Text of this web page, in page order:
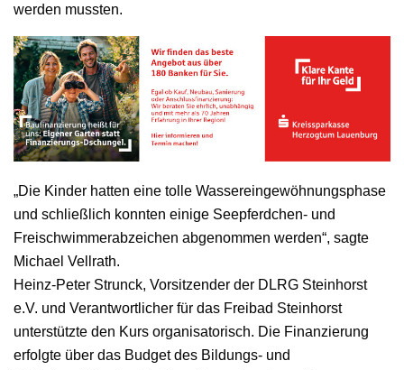
werden mussten.
„Die Kinder hatten eine tolle Wassereingewöhnungsphase
und schließlich konnten einige Seepferdchen- und
Freischwimmerabzeichen abgenommen werden“, sagte
Michael Vellrath.
Heinz-Peter Strunck, Vorsitzender der DLRG Steinhorst
e.V. und Verantwortlicher für das Freibad Steinhorst
unterstützte den Kurs organisatorisch. Die Finanzierung
erfolgte über das Budget des Bildungs- und